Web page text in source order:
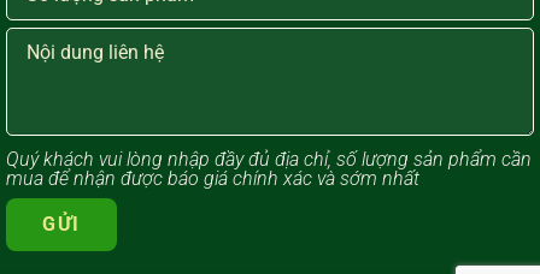
Quý khách vui lòng ​nhập đầy đủ địa chỉ, số lượng sản phẩm cần
mua để nhận được báo giá chính xác và sớm nhất